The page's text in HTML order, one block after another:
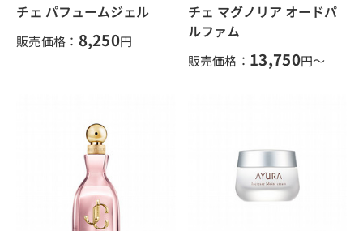
チェ パフュームジェル
販売価格： 8,250円
チェ マグノリア オードパ
ルファム
販売価格： 13,750円～